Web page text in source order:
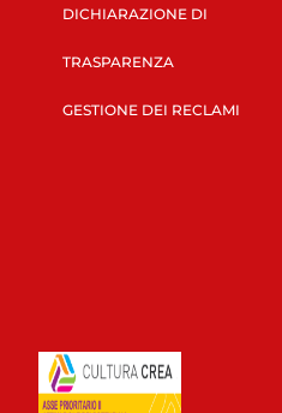
DICHIARAZIONE DI
TRASPARENZA
GESTIONE DEI RECLAMI